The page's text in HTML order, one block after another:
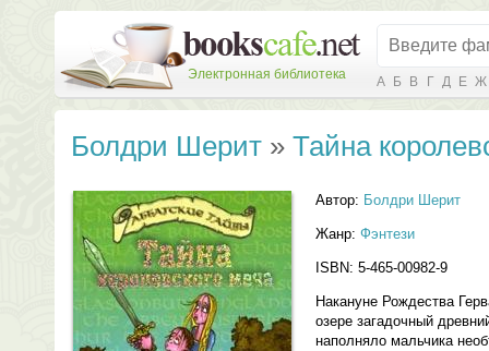
Электронная библиотека А Б В Г Д Е Ж
Болдри Шерит » Тайна
Автор: Болдри Шерит
Жанр: Фэнтези
ISBN: 5-465-00982-9
Накануне Рождества
озере загадочный
наполняло мальчика